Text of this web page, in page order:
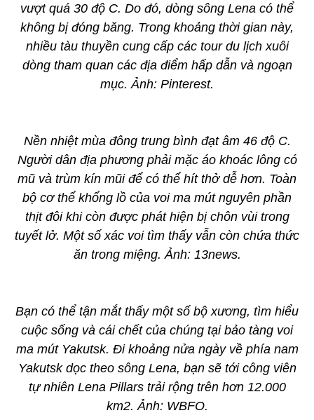
vượt quá 30 độ C. Do đó, dòng sông Lena có thể
không bị đóng băng. Trong khoảng thời gian này,
nhiều tàu thuyền cung cấp các tour du lịch xuôi
dòng tham quan các địa điểm hấp dẫn và ngoạn
mục. Ảnh: Pinterest.
Nền nhiệt mùa đông trung bình đạt âm 46 độ C.
Người dân địa phương phải mặc áo khoác lông có
mũ và trùm kín mũi để có thể hít thở dễ hơn. Toàn
bộ cơ thể khổng lồ của voi ma mút nguyên phần
thịt đôi khi còn được phát hiện bị chôn vùi trong
tuyết lở. Một số xác voi tìm thấy vẫn còn chứa thức
ăn trong miệng. Ảnh: 13news.
Bạn có thể tận mắt thấy một số bộ xương, tìm hiểu
cuộc sống và cái chết của chúng tại bảo tàng voi
ma mút Yakutsk. Đi khoảng nửa ngày về phía nam
Yakutsk dọc theo sông Lena, bạn sẽ tới công viên
tự nhiên Lena Pillars trải rộng trên hơn 12.000
km2. Ảnh: WBFO.